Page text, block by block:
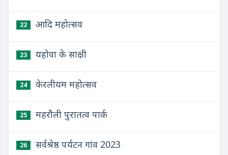
22 आदि महोत्सव
23 यहोवा के साक्षी
24 केरलीयम महोत्सव
25 महरौली पुरातत्व पार्क
26 सर्वश्रेष्ठ पर्यटन गांव 2023